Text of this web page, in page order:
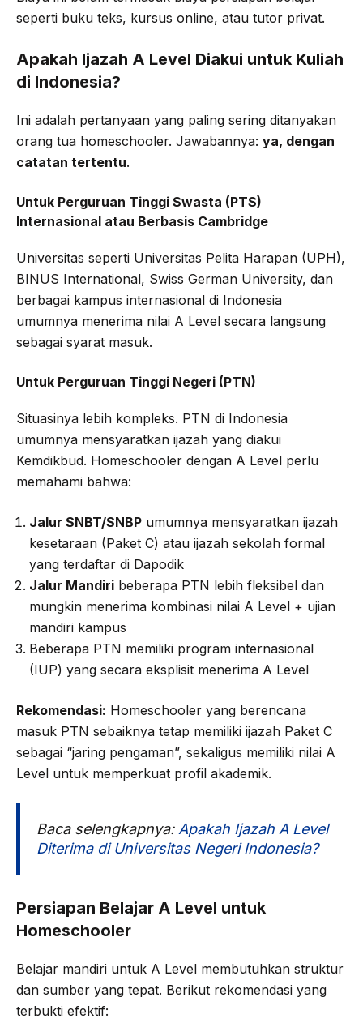
seperti buku teks, kursus online, atau tutor privat.
Apakah Ijazah A Level Diakui untuk Kuliah
di Indonesia?
Ini adalah pertanyaan yang paling sering ditanyakan
orang tua homeschooler. Jawabannya: ya, dengan
catatan tertentu.
Untuk Perguruan Tinggi Swasta (PTS)
Internasional atau Berbasis Cambridge
Universitas seperti Universitas Pelita Harapan (UPH),
BINUS International, Swiss German University, dan
berbagai kampus internasional di Indonesia
umumnya menerima nilai A Level secara langsung
sebagai syarat masuk.
Untuk Perguruan Tinggi Negeri (PTN)
Situasinya lebih kompleks. PTN di Indonesia
umumnya mensyaratkan ijazah yang diakui
Kemdikbud. Homeschooler dengan A Level perlu
memahami bahwa:
Jalur SNBT/SNBP umumnya mensyaratkan ijazah
kesetaraan (Paket C) atau ijazah sekolah formal
yang terdaftar di Dapodik
Jalur Mandiri beberapa PTN lebih fleksibel dan
mungkin menerima kombinasi nilai A Level + ujian
mandiri kampus
Beberapa PTN memiliki program internasional
(IUP) yang secara eksplisit menerima A Level
Rekomendasi: Homeschooler yang berencana
masuk PTN sebaiknya tetap memiliki ijazah Paket C
sebagai “jaring pengaman”, sekaligus memiliki nilai A
Level untuk memperkuat profil akademik.
Baca selengkapnya:Apakah Ijazah A Level
Diterima di Universitas Negeri Indonesia?
Persiapan Belajar A Level untuk
Homeschooler
Belajar mandiri untuk A Level membutuhkan struktur
dan sumber yang tepat. Berikut rekomendasi yang
terbukti efektif: